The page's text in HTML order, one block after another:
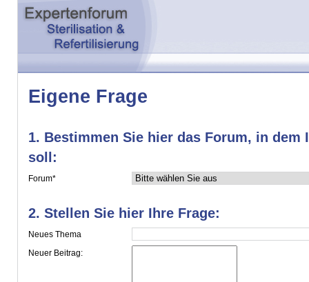
Eigene Frage
1. Bestimmen Sie hier das Forum, in dem
soll:
Forum*
2. Stellen Sie hier Ihre Frage:
Neues Thema
Neuer Beitrag: